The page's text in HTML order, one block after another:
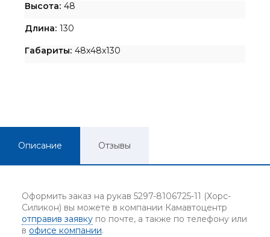
Высота: 48
Длина: 130
Габариты: 48x48x130
Описание Отзывы
Оформить заказ на рукав 5297-8106725-11 (Хорс-
Силикон) вы можете в компании Камавтоцентр
отправив заявку по почте, а также по телефону или
в офисе компании.